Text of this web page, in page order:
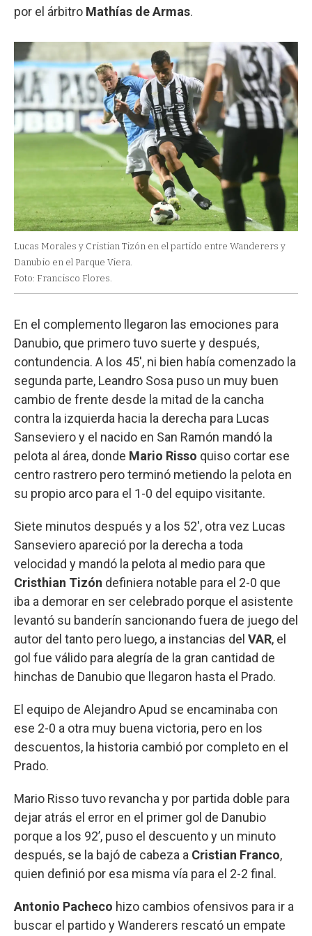
por el árbitro Mathías de Armas.
Lucas Morales y Cristian Tizón en el partido entre Wanderers y
Danubio en el Parque Viera.
Foto: Francisco Flores.
En el complemento llegaron las emociones para
Danubio, que primero tuvo suerte y después,
contundencia. A los 45', ni bien había comenzado la
segunda parte, Leandro Sosa puso un muy buen
cambio de frente desde la mitad de la cancha
contra la izquierda hacia la derecha para Lucas
Sanseviero y el nacido en San Ramón mandó la
pelota al área, donde Mario Risso quiso cortar ese
centro rastrero pero terminó metiendo la pelota en
su propio arco para el 1-0 del equipo visitante.
Siete minutos después y a los 52', otra vez Lucas
Sanseviero apareció por la derecha a toda
velocidad y mandó la pelota al medio para que
Cristhian Tizón definiera notable para el 2-0 que
iba a demorar en ser celebrado porque el asistente
levantó su banderín sancionando fuera de juego del
autor del tanto pero luego, a instancias del VAR, el
gol fue válido para alegría de la gran cantidad de
hinchas de Danubio que llegaron hasta el Prado.
El equipo de Alejandro Apud se encaminaba con
ese 2-0 a otra muy buena victoria, pero en los
descuentos, la historia cambió por completo en el
Prado.
Mario Risso tuvo revancha y por partida doble para
dejar atrás el error en el primer gol de Danubio
porque a los 92’, puso el descuento y un minuto
después, se la bajó de cabeza a Cristian Franco,
quien definió por esa misma vía para el 2-2 final.
Antonio Pacheco hizo cambios ofensivos para ir a
buscar el partido y Wanderers rescató un empate